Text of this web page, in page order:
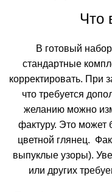
Что
В готовый
стандартные
корректировать. При
что требуется
желанию можно
фактуру. Это может
цветной глянец.
выпуклые узоры).
или других